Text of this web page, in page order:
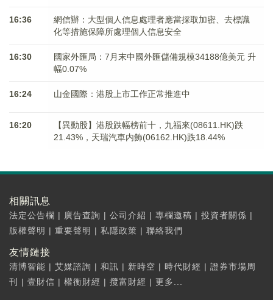
16:36
網信辦：大型個人信息處理者應當採取加密、去標識
化等措施保障所處理個人信息安全
16:30
國家外匯局：7月末中國外匯儲備規模34188億美元 升
幅0.07%
16:24 山金國際：港股上市工作正常推進中
16:20
【異動股】港股跌幅榜前十，九福來(08611.HK)跌
21.43%，天瑞汽車内飾(06162.HK)跌18.44%
相關訊息
法定公告欄 | 廣告查詢 | 公司介紹 | 專欄邀稿 | 投資者關係 |
版權聲明 | 重要聲明 | 私隱政策 | 聯絡我們
友情鏈接
清博智能 | 艾媒諮詢 | 和訊 | 新時空 | 時代財經 | 證券市場周
刊
| 壹財信 | 權衡財經 | 攬富財經 | 更多...